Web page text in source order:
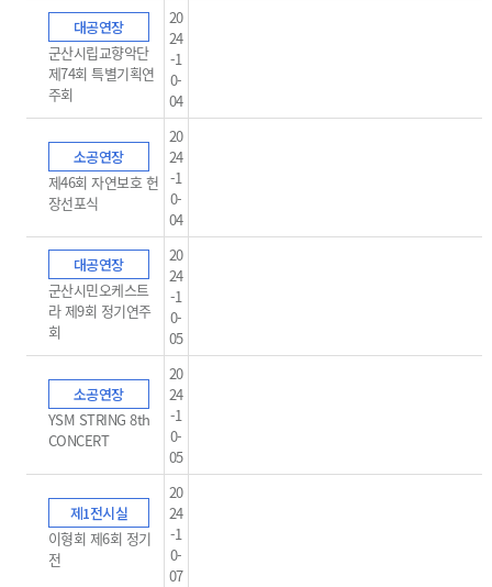
대공연장
군산시립교향악단
제74회 특별기획연
주회
20
24
-1
0-
04
소공연장
제46회 자연보호 헌
장선포식
20
24
-1
0-
04
대공연장
군산시민오케스트
라 제9회 정기연주
회
20
24
-1
0-
05
소공연장
YSM STRING 8th
CONCERT
20
24
-1
0-
05
제1전시실
이형회 제6회 정기
전
20
24
-1
0-
07